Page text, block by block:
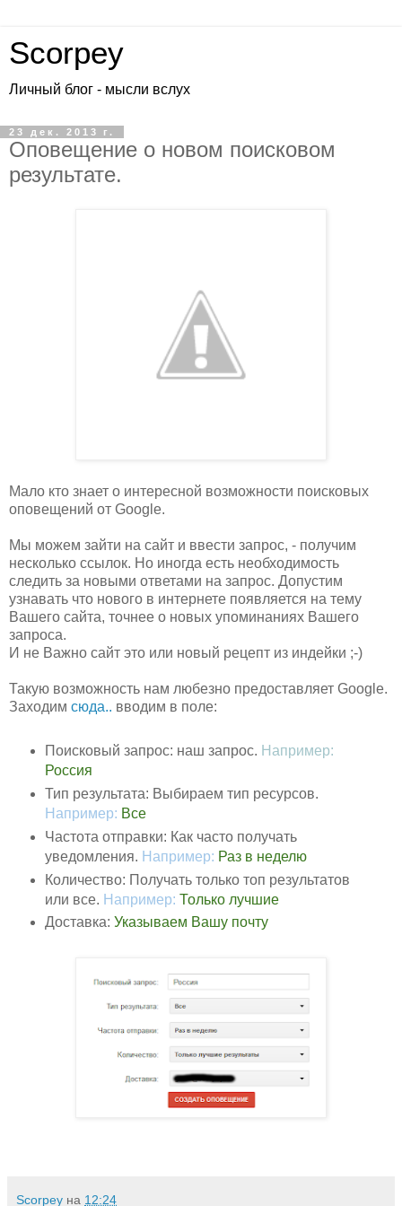
Scorpey
Личный блог - мысли вслух
23 дек. 2013 г.
Оповещение о новом поисковом
результате.
Мало кто знает о интересной возможности поисковых
оповещений от Google.
Мы можем зайти на сайт и ввести запрос, - получим
несколько ссылок. Но иногда есть необходимость
следить за новыми ответами на запрос. Допустим
узнавать что нового в интернете появляется на тему
Вашего сайта, точнее о новых упоминаниях Вашего
запроса.
И не Важно сайт это или новый рецепт из индейки ;-)
Такую возможность нам любезно предоставляет Google.
Заходим сюда.. вводим в поле:
Поисковый запрос: наш запрос. Например:
Россия
Тип результата: Выбираем тип ресурсов.
Например: Все
Частота отправки: Как часто получать
уведомления. Например: Раз в неделю
Количество: Получать только топ результатов
или все. Например: Только лучшие
Доставка: Указываем Вашу почту
Scorpey на 12:24